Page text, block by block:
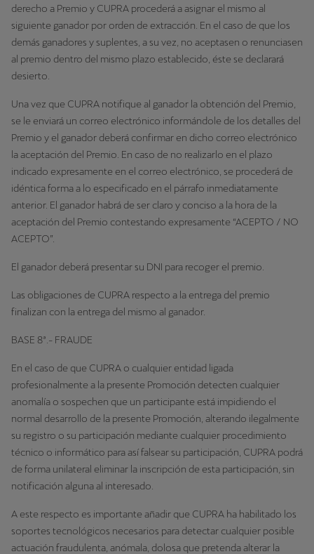
derecho a Premio y CUPRA procederá a asignar el mismo al
siguiente ganador por orden de extracción. En el caso de que los
demás ganadores y suplentes, a su vez, no aceptasen o renunciasen
al premio dentro del mismo plazo establecido, éste se declarará
desierto.
Una vez que CUPRA notifique al ganador la obtención del Premio,
se le enviará un correo electrónico informándole de los detalles del
Premio y el ganador deberá confirmar en dicho correo electrónico
la aceptación del Premio. En caso de no realizarlo en el plazo
indicado expresamente en el correo electrónico, se procederá de
idéntica forma a lo especificado en el párrafo inmediatamente
anterior. El ganador habrá de ser claro y conciso a la hora de la
aceptación del Premio contestando expresamente “ACEPTO / NO
ACEPTO”.
El ganador deberá presentar su DNI para recoger el premio.
Las obligaciones de CUPRA respecto a la entrega del premio
finalizan con la entrega del mismo al ganador.
BASE 8ª.- FRAUDE
En el caso de que CUPRA o cualquier entidad ligada
profesionalmente a la presente Promoción detecten cualquier
anomalía o sospechen que un participante está impidiendo el
normal desarrollo de la presente Promoción, alterando ilegalmente
su registro o su participación mediante cualquier procedimiento
técnico o informático para así falsear su participación, CUPRA podrá
de forma unilateral eliminar la inscripción de esta participación, sin
notificación alguna al interesado.
A este respecto es importante añadir que CUPRA ha habilitado los
soportes tecnológicos necesarios para detectar cualquier posible
actuación fraudulenta, anómala, dolosa que pretenda alterar la